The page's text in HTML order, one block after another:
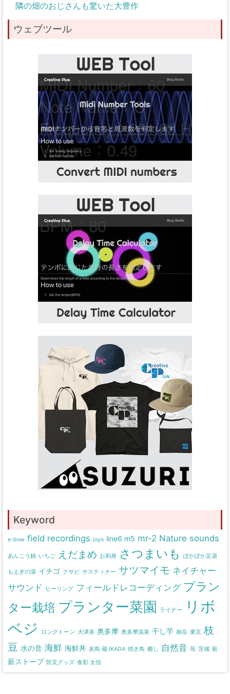
隣の畑のおじさんも驚いた大豊作
ウェブツール
Keyword
e-bow field recordings joyo line6 m5 mr-2 Nature sounds
あんこう鍋 いちご えだまめ お刺身 さつまいも ぽかぽか足湯
もえぎの湯 イチゴ クサビ サスティナー サツマイモ ネイチャー
サウンド
ヒーリング フィールドレコーディング プラン
ター栽培 プランター菜園 ライナー
リボ
ベジ
ロングトーン 大津港 奥多摩 奥多摩温泉 干し芋 御岳 東京 枝
豆 水の音 海鮮 海鮮丼 炭鳥 蔵 IKADA 焼き鳥 癒し 自然音 苺 茨城 薪
薪ストーブ 防災グッズ 食彩 太信